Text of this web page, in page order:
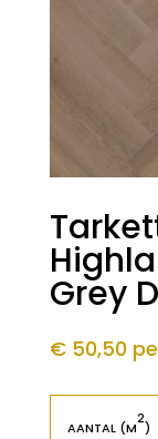
Grey
€ 50,50
AANTAL (M
2
)